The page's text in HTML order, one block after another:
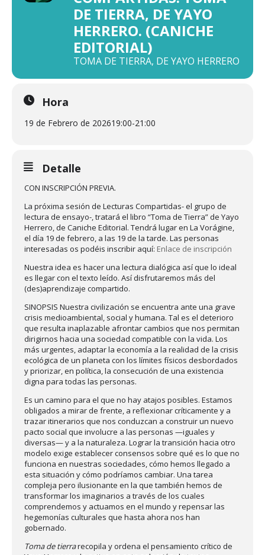
DE TIERRA, DE YAYO
HERRERO. (CANICHE
EDITORIAL)
TOMA DE TIERRA, DE YAYO HERRERO
Hora
19 de Febrero de 202619:00-21:00
Detalle
CON INSCRIPCIÓN PREVIA.
La próxima sesión de Lecturas Compartidas- el grupo de
lectura de ensayo-, tratará el libro “Toma de Tierra” de Yayo
Herrero, de Caniche Editorial. Tendrá lugar en La Vorágine,
el día 19 de febrero, a las 19 de la tarde. Las personas
interesadas os podéis inscribir aquí: Enlace de inscripción
Nuestra idea es hacer una lectura dialógica así que lo ideal
es llegar con el texto leído. Así disfrutaremos más del
(des)aprendizaje compartido.
SINOPSIS Nuestra civilización se encuentra ante una grave
crisis medioambiental, social y humana. Tal es el deterioro
que resulta inaplazable afrontar cambios que nos permitan
dirigirnos hacia una sociedad compatible con la vida. Los
más urgentes, adaptar la economía a la realidad de la crisis
ecológica de un planeta con los límites físicos desbordados
y priorizar, en política, la consecución de una existencia
digna para todas las personas.
Es un camino para el que no hay atajos posibles. Estamos
obligados a mirar de frente, a reflexionar críticamente y a
trazar itinerarios que nos conduzcan a construir un nuevo
pacto social que involucre a las personas —iguales y
diversas— y a la naturaleza. Lograr la transición hacia otro
modelo exige establecer consensos sobre qué es lo que no
funciona en nuestras sociedades, cómo hemos llegado a
esta situación y cómo podríamos cambiar. Una tarea
compleja pero ilusionante en la que también hemos de
transformar los imaginarios a través de los cuales
comprendemos y actuamos en el mundo y repensar las
hegemonías culturales que hasta ahora nos han
gobernado.
Toma de tierrarecopila y ordena el pensamiento crítico de